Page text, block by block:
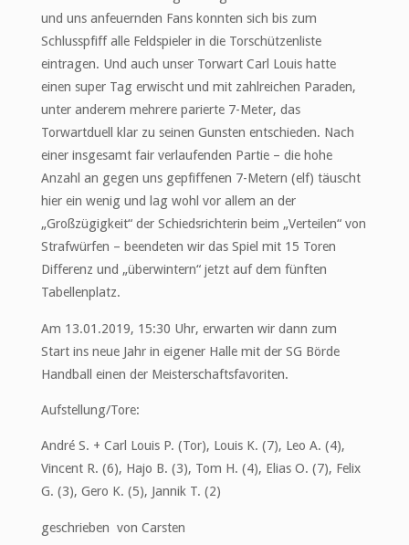
und uns anfeuernden Fans konnten sich bis zum
Schlusspfiff alle Feldspieler in die Torschützenliste
eintragen. Und auch unser Torwart Carl Louis hatte
einen super Tag erwischt und mit zahlreichen Paraden,
unter anderem mehrere parierte 7-Meter, das
Torwartduell klar zu seinen Gunsten entschieden. Nach
einer insgesamt fair verlaufenden Partie – die hohe
Anzahl an gegen uns gepfiffenen 7-Metern (elf) täuscht
hier ein wenig und lag wohl vor allem an der
„Großzügigkeit“ der Schiedsrichterin beim „Verteilen“ von
Strafwürfen – beendeten wir das Spiel mit 15 Toren
Differenz und „überwintern“ jetzt auf dem fünften
Tabellenplatz.
Am 13.01.2019, 15:30 Uhr, erwarten wir dann zum
Start ins neue Jahr in eigener Halle mit der SG Börde
Handball einen der Meisterschaftsfavoriten.
Aufstellung/Tore:
André S. + Carl Louis P. (Tor), Louis K. (7), Leo A. (4),
Vincent R. (6), Hajo B. (3), Tom H. (4), Elias O. (7), Felix
G. (3), Gero K. (5), Jannik T. (2)
geschrieben von Carsten